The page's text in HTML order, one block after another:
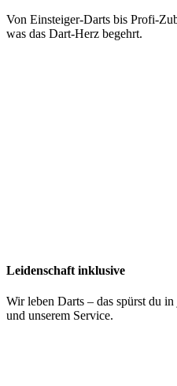
Von Einsteiger-Darts bis Profi-
was das Dart-Herz begehrt.
Leidenschaft inklusive
Wir leben Darts – das spürst du
und unserem Service.